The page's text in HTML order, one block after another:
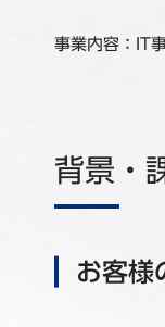
事業内容：IT
背景・
お客様